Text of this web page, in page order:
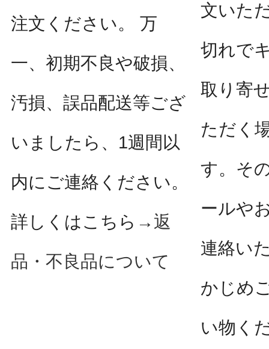
注文ください。 万
一、初期不良や破損、
汚損、誤品配送等ござ
いましたら、1週間以
内にご連絡ください。
詳しくはこちら→ 返
品・不良品について
文いた
切れで
取り寄
ただく
す。そ
ールや
連絡い
かじめ
い物く